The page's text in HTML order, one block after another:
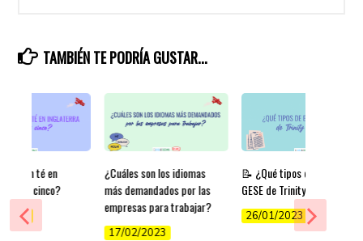
TAMBIÉN TE PODRÍA GUSTAR...
¿Cuáles son los idiomas
más demandados por las
empresas para trabajar?
17/02/2023
📝 ¿Qué tipos de exámenes
GESE de Trinity existen?
26/01/2023
toman té en
a las cinco?